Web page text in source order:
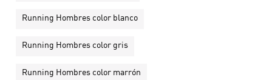
Running Hombres color blanco
Running Hombres color gris
Running Hombres color marrón